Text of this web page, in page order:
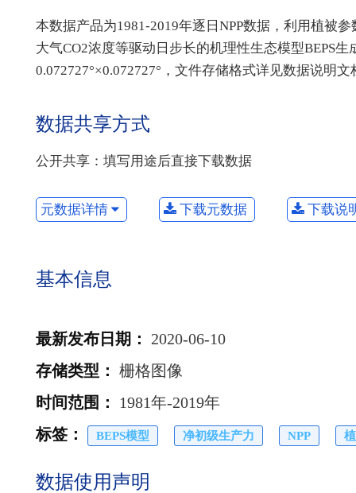
本数据产品为1981-2019年逐日NPP数据，利用植被
大气CO2浓度等驱动日步长的机理性生态模型BEPS
0.072727°×0.072727°，文件存储格式详见数据说明文
数据共享方式
公开共享：填写用途后直接下载数据
元数据详情 下载元数据 下载说
基本信息
最新发布日期 ：
2020-06-10
存储类型 ： 栅格图像
时间范围 ：
1981年-2019年
标签 ： BEPS模型 净初级生产力 NPP
数据使用声明